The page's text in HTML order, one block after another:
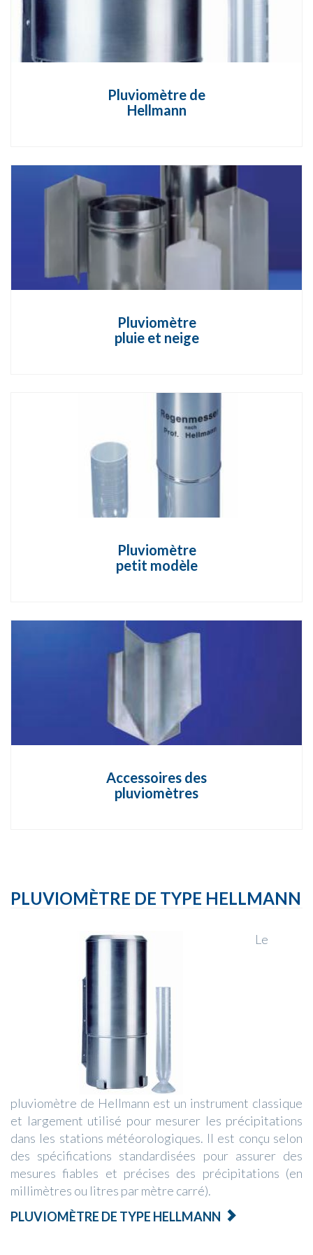
Pluviomètre de
Hellmann
Pluviomètre
pluie et neige
Pluviomètre
petit modèle
Accessoires des
pluviomètres
PLUVIOMÈTRE DE TYPE HELLMANN
Le
pluviomètre de Hellmann est un instrument classique
et largement utilisé pour mesurer les précipitations
dans les stations météorologiques. Il est conçu selon
des spécifications standardisées pour assurer des
mesures fiables et précises des précipitations (en
millimètres ou litres par mètre carré).
PLUVIOMÈTRE DE TYPE HELLMANN